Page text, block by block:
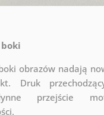
obrazów nadają
Druk
przejście